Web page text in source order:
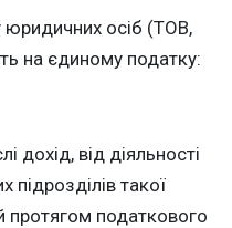
осіб (ТОВ,
на єдиному податку:
дохід, від діяльності
підрозділів такої
протягом податкового